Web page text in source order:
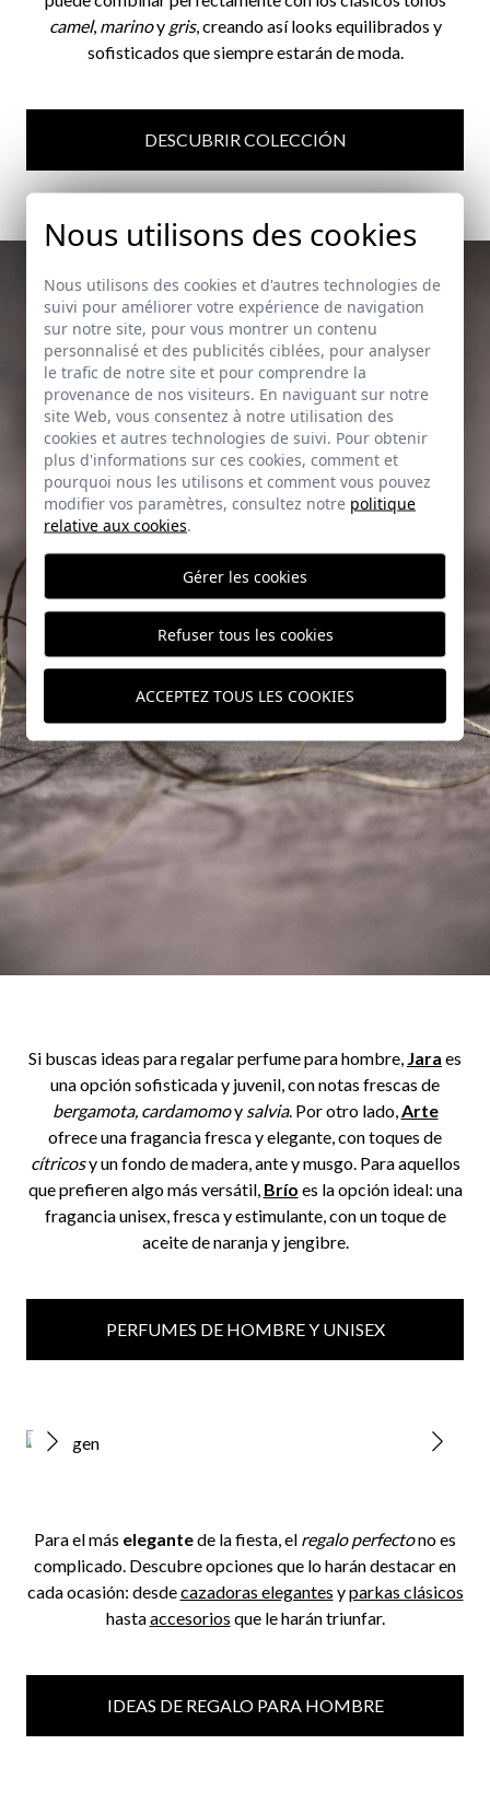
camel, marinoy gris, creando así looks equilibrados y
sofisticados que siempre estarán de moda.
DESCUBRIR COLECCIÓN
Si buscas ideas para regalar perfume para hombre, Jara es
una opción sofisticada y juvenil, con notas frescas de
bergamota, cardamomoy salvia. Por otro lado,Arte
ofrece una fragancia fresca y elegante, con toques de
cítricosy un fondo de madera, ante y musgo. Para aquellos
que prefieren algo más versátil, Brío es la opción ideal: una
fragancia unisex, fresca y estimulante, con un toque de
aceite de naranja y jengibre.
PERFUMES DE HOMBRE Y UNISEX
Para el más elegantede la fiesta, el regalo perfectono es
complicado. Descubre opciones que lo harán destacar en
cada ocasión: desdecazadoras elegantes yparkas clásicos
hastaaccesorios que le harán triunfar.
IDEAS DE REGALO PARA HOMBRE
Nous utilisons des cookies
Nous utilisons des cookies et d'autres technologies de
suivi pour améliorer votre expérience de navigation
sur notre site, pour vous montrer un contenu
personnalisé et des publicités ciblées, pour analyser
le trafic de notre site et pour comprendre la
provenance de nos visiteurs. En naviguant sur notre
site Web, vous consentez à notre utilisation des
cookies et autres technologies de suivi. Pour obtenir
plus d'informations sur ces cookies, comment et
pourquoi nous les utilisons et comment vous pouvez
modifier vos paramètres, consultez notre politique
relative aux cookies.
Gérer les cookies
Refuser tous les cookies
ACCEPTEZ TOUS LES COOKIES